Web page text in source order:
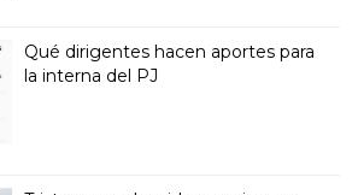
Qué dirigentes hacen aportes para
la interna del PJ